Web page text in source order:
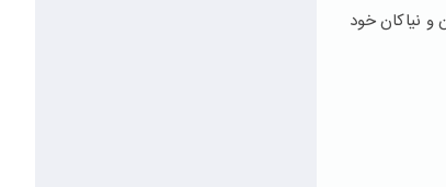
و نياكان خود